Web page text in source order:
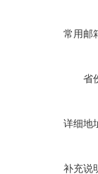
常用邮
省
详细地
补充说